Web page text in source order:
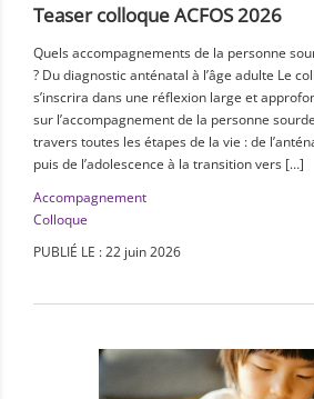
Teaser colloque ACFOS 2026
Quels accompagnements de la personne
? Du diagnostic anténatal à l’âge adulte Le
s’inscrira dans une réflexion large et
sur l’accompagnement de la personne
travers toutes les étapes de la vie : de
puis de l’adolescence à la transition vers […]
Accompagnement
Colloque
PUBLIÉ LE : 22 juin 2026